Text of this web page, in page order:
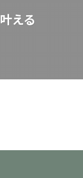
える